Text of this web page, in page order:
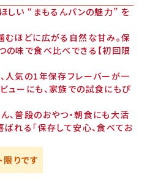
しい “まもるんパンの魅力” を
むほどに広がる自然な甘み。保
の味で食べ比べできる【初回限
人気の1年保存フレーバーが一
ューにも、家族での試食にもぴ
、普段のおやつ・朝食にも大活
ばれる「保存して安心、食べてお
りです